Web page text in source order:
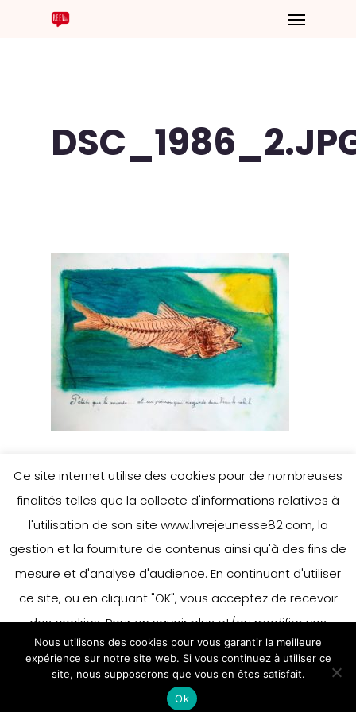
Ce site internet utilise des cookies pour de nombreuses
finalités telles que la collecte d'informations relatives à
l'utilisation de son site www.livrejeunesse82.com, la
gestion et la fourniture de contenus ainsi qu'à des fins de
mesure et d'analyse d'audience. En continuant d'utiliser
ce site, ou en cliquant "OK", vous acceptez de recevoir
des cookies. Pour en savoir plus et/ou modifier vos
préférences en matière de cookies, merci de vous référer
à notre politique sur les cookies.
Accepter
En savoir plus
Nous utilisons des cookies pour vous garantir la meilleure
expérience sur notre site web. Si vous continuez à utiliser ce
site, nous supposerons que vous en êtes satisfait.
Ok